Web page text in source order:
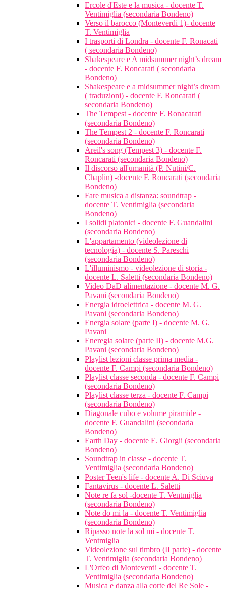
Ercole d'Este e la musica - docente T.
Ventimiglia (secondaria Bondeno)
Verso il barocco (Monteverdi 1)- docente
T. Ventimiglia
I trasporti di Londra - docente F. Ronacati
( secondaria Bondeno)
Shakespeare e A midsummer night’s dream
- docente F. Roncarati ( secondaria
Bondeno)
Shakespeare e a midsummer night’s dream
( traduzioni) - docente F. Roncarati (
secondaria Bondeno)
The Tempest - docente F. Ronacarati
(secondaria Bondeno)
The Tempest 2 - docente F. Roncarati
(secondaria Bondeno)
Areil's song (Tempest 3) - docente F.
Roncarati (secondaria Bondeno)
Il discorso all'umanità (P. Nutini/C.
Chaplin) -docente F. Roncarati (secondaria
Bondeno)
Fare musica a distanza: soundtrap -
docente T. Ventimiglia (secondaria
Bondeno)
I solidi platonici - docente F. Guandalini
(secondaria Bondeno)
L'appartamento (videolezione di
tecnologia) - docente S. Pareschi
(secondaria Bondeno)
L'illuminismo - videolezione di storia -
docente L. Saletti (secondaria Bondeno)
Video DaD alimentazione - docente M. G.
Pavani (secondaria Bondeno)
Energia idroelettrica - docente M. G.
Pavani (secondaria Bondeno)
Energia solare (parte I) - docente M. G.
Pavani
Eneregia solare (parte II) - docente M.G.
Pavani (secondaria Bondeno)
Playlist lezioni classe prima media -
docente F. Campi (secondaria Bondeno)
Playlist classe seconda - docente F. Campi
(secondaria Bondeno)
Playlist classe terza - docente F. Campi
(secondaria Bondeno)
Diagonale cubo e volume piramide -
docente F. Guandalini (secondaria
Bondeno)
Earth Day - docente E. Giorgii (secondaria
Bondeno)
Soundtrap in classe - docente T.
Ventimiglia (secondaria Bondeno)
Poster Teen's life - docente A. Di Sciuva
Fantavirus - docente L. Saletti
Note re fa sol -docente T. Ventmiglia
(secondaria Bondeno)
Note do mi la - docente T. Ventimiglia
(secondaria Bondeno)
Ripasso note la sol mi - docente T.
Ventmiglia
Videolezione sul timbro (II parte) - docente
T. Ventimiglia (secondaria Bondeno)
L'Orfeo di Monteverdi - docente T.
Ventimiglia (secondaria Bondeno)
Musica e danza alla corte del Re Sole -